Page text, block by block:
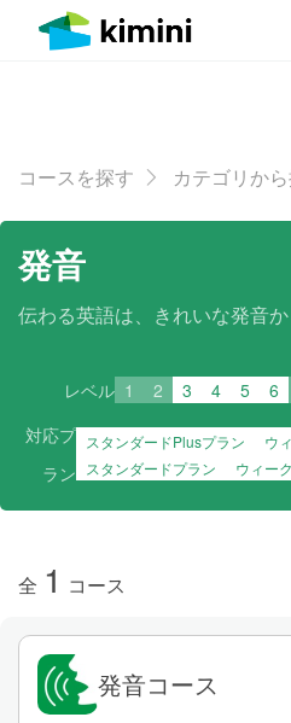
コースを探す カテゴリか
発音
伝わる英語は、きれいな発音
レベル 1 2 3 4 5 6
対応プ
ラン
スタンダードPlusプラン
ウ
スタンダードプラン
ウィー
全 1 コース
発音コース